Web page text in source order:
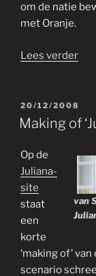
om de natie
met Oranje.
Lees verder
GEPLAATST
OP
20/12/2008
Making of
van
Op de
Juliana-
site
staat
een
korte
‘making of’
scenario